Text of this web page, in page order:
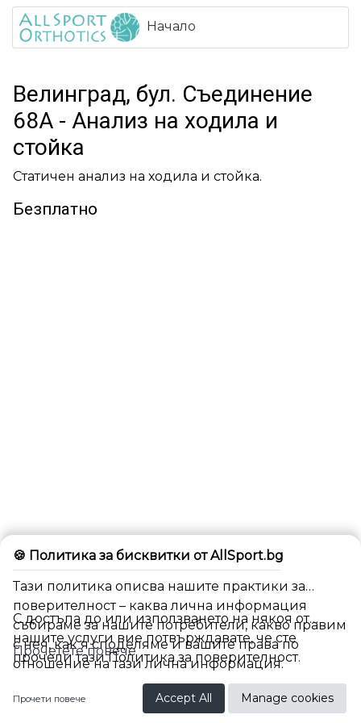
BG
🍪 Политика за бисквитки от AllSport.bg
Тази политика описва нашите практики за
поверителност – каква лична информация
събираме за нашите потребители, какво правим
с нея, как я споделяме и вашите права по
отношение на тази лична информация.
С достъпа до или използването на някоя от
нашите услуги вие потвърждавате, че сте
прочели тази Политика за поверителност.
Прочетете повече
Прочети повече Accept All Manage cookies
Начало
Велинград, бул. Съединение
68А - Анализ на ходила и
стойка
Статичен анализ на ходила и стойка.
Безплатно